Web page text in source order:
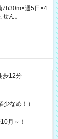
週5日×4
ん。
歩12分
なめ！）
月～！